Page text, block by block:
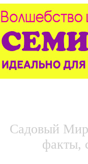
Садовый
факты,